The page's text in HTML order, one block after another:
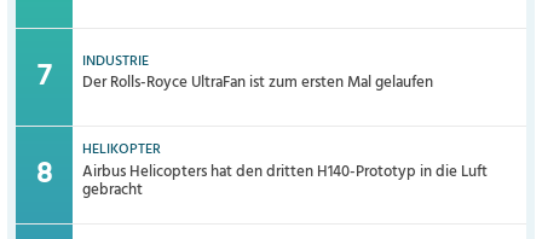
INDUSTRIE
Der Rolls-Royce UltraFan ist zum ersten Mal gelaufen
HELIKOPTER
Airbus Helicopters hat den dritten H140-Prototyp in die Luft
gebracht